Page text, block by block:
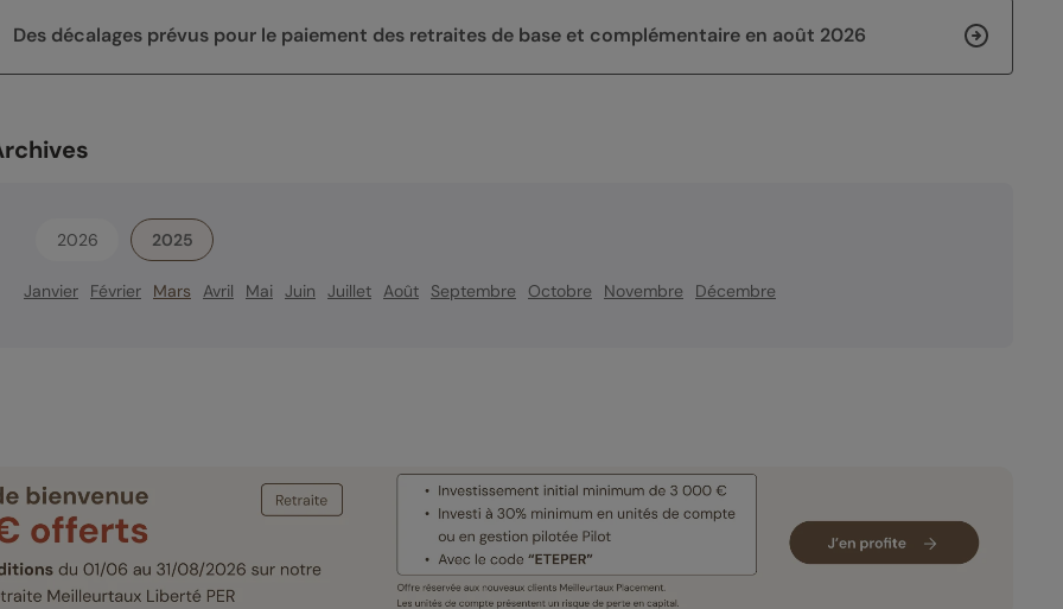
Des décalages prévus pour le paiement des retraites de base et complémentaire en août 2026
2026 2025
Janvier Février Mars Avril Mai Juin Juillet Août Septembre Octobre Novembre Décembre